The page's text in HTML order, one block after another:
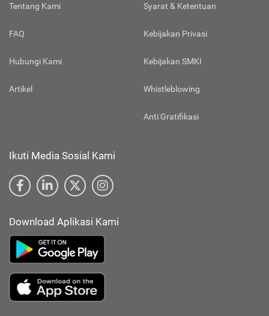
Tentang Kami
FAQ
Hubungi Kami
Artikel
Syarat & Ketentuan
Kebijakan Privasi
Kebijakan SMKI
Whistleblowing
Anti Gratifikasi
Ikuti Media Sosial Kami
Download Aplikasi Kami